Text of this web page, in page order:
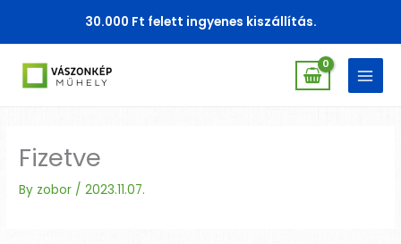
30.000 Ft felett ingyenes kiszállítás.
Fizetve
By zobor /2023.11.07.